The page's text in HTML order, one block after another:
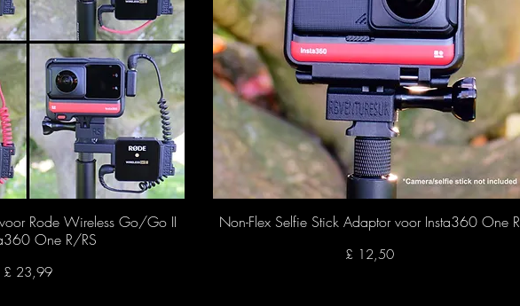
overzicht
Rode Wireless Go/Go II
One R/RS
Prijs
£ 23,99
Snel overzicht
Non-Flex Selfie Stick Adaptor voor Insta360 One R
Prijs
£ 12,50